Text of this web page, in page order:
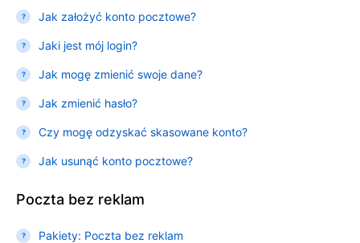
Jak założyć konto pocztowe?
Jaki jest mój login?
Jak mogę zmienić swoje dane?
Jak zmienić hasło?
Czy mogę odzyskać skasowane konto?
Jak usunąć konto pocztowe?
Poczta bez reklam
Pakiety: Poczta bez reklam